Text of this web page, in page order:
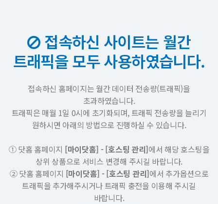
접속하신 사이트는 월간
트래픽을 모두 사용하였습니다.
접속하신 홈페이지는 월간 데이터 전송량(트래픽)을
초과하였습니다.
트래픽은 매월 1일 0시에 초기화되며, 트래픽 전송량을 늘리기
원하시면 아래의 방법으로 진행하실 수 있습니다.
① 닷홈 홈페이지 [마이닷홈] - [호스팅 관리]에서 해당 호스팅을
상위 상품으로 서비스 변경해 주시길 바랍니다.
② 닷홈 홈페이지 [마이닷홈] - [호스팅 관리]에서 추가옵션으로
트래픽을 추가해주시거나 트래픽 충전을 이용해 주시길
바랍니다.